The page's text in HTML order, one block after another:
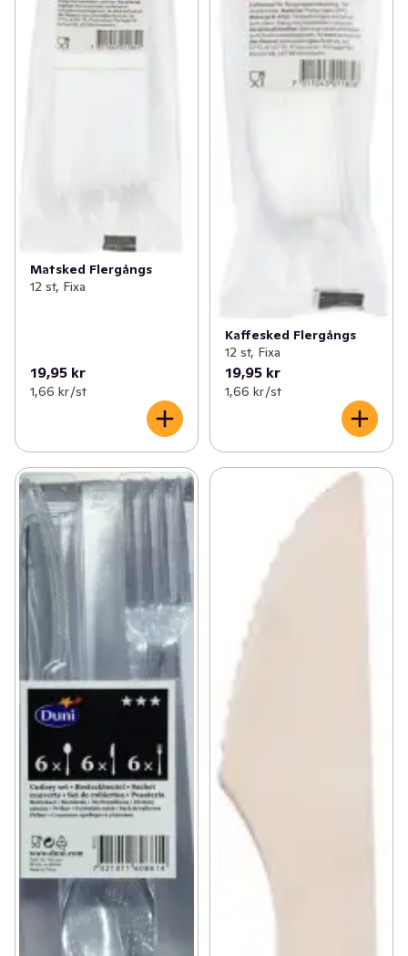
Matsked Flergångs
12 st, Fixa
19,95 kr
1,66 kr /st
Kaffesked Flergångs
12 st, Fixa
19,95 kr
1,66 kr /st